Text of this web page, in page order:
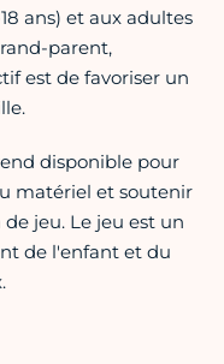
ans) et aux adultes
parent,
est de favoriser un
disponible pour
matériel et soutenir
jeu. Le jeu est un
de l'enfant et du